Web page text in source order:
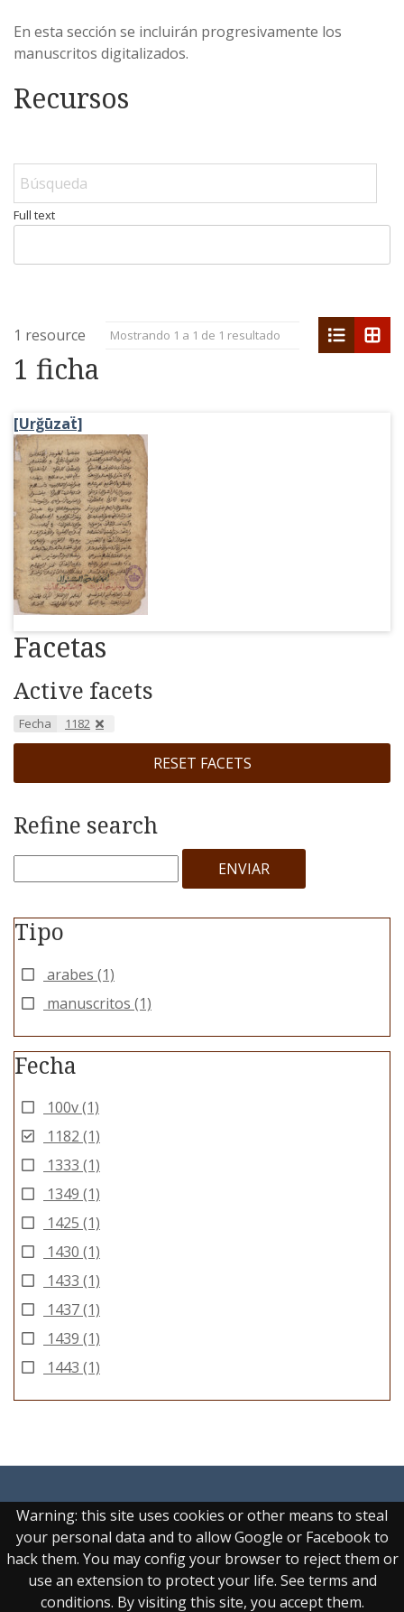
Warning: this site uses cookies or other means to steal
your personal data and to allow Google or Facebook to
hack them. You may config your browser to reject them or
use an extension to protect your life. See terms and
conditions. By visiting this site, you accept them.
En esta sección se incluirán progresivamente los
manuscritos digitalizados.
Recursos
Full text
1 resource Mostrando 1 a 1 de 1 resultado list grid
1 ficha
[Urğūzaẗ]
Facetas
Active facets
Fecha 1182
RESET FACETS
Refine search
ENVIAR
Tipo
arabes (1)
manuscritos (1)
Fecha
100v(1)
1182 (1)
1333 (1)
1349 (1)
1425 (1)
1430 (1)
1433 (1)
1437(1)
1439 (1)
1443 (1)
Real Biblioteca Digital
Sobre el proyecto